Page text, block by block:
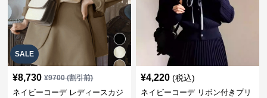
SALE
¥8,730 ¥9700(割引前)
ネイビーコーデ レディースカジ
¥4,220 (税込)
ネイビーコーデ リボン付きプリ